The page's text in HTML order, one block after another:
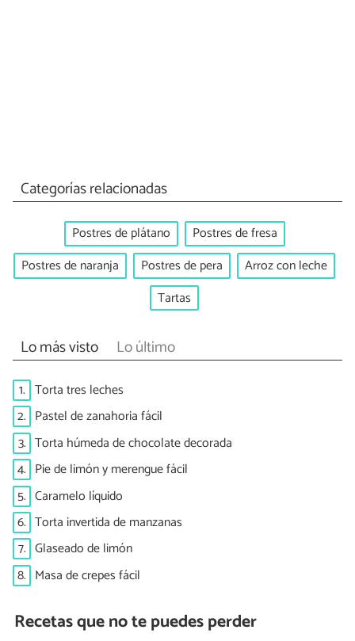
Categorías relacionadas
Postres de plátano
Postres de fresa
Postres de naranja
Postres de pera
Arroz con leche
Tartas
Lo más visto Lo último
1. Torta tres leches
2. Pastel de zanahoria fácil
3. Torta húmeda de chocolate decorada
4. Pie de limón y merengue fácil
5. Caramelo líquido
6. Torta invertida de manzanas
7. Glaseado de limón
8. Masa de crepes fácil
Recetas que no te puedes perder